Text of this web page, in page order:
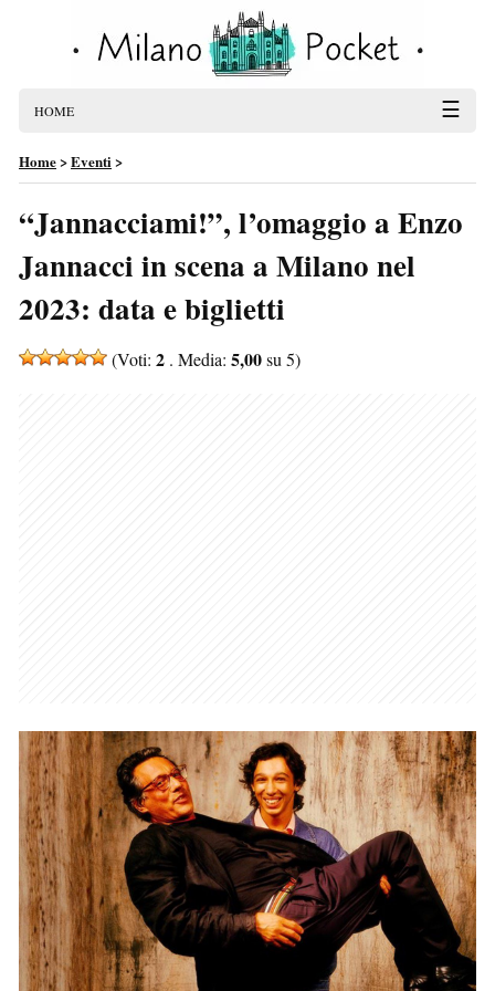
HOME ☰
Home>Eventi>
“Jannacciami!”, l’omaggio a Enzo
Jannacci in scena a Milano nel
2023: data e biglietti
(Voti: 2 . Media: 5,00su 5)